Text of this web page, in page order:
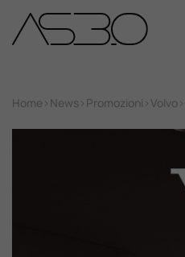
Auto Nuove
Home > News > Promozioni > Volvo >